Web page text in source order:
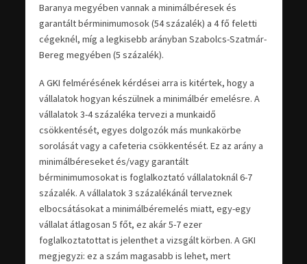
Baranya megyében vannak a minimálbéresek és
garantált bérminimumosok (54 százalék) a 4 fő feletti
cégeknél, míg a legkisebb arányban Szabolcs-Szatmár-
Bereg megyében (5 százalék).
A GKI felmérésének kérdései arra is kitértek, hogy a
vállalatok hogyan készülnek a minimálbér emelésre. A
vállalatok 3-4 százaléka tervezi a munkaidő
csökkentését, egyes dolgozók más munkakörbe
sorolását vagy a cafeteria csökkentését. Ez az arány a
minimálbéreseket és/vagy garantált
bérminimumosokat is foglalkoztató vállalatoknál 6-7
százalék. A vállalatok 3 százalékánál terveznek
elbocsátásokat a minimálbéremelés miatt, egy-egy
vállalat átlagosan 5 főt, ez akár 5-7 ezer
foglalkoztatottat is jelenthet a vizsgált körben. A GKI
megjegyzi: ez a szám magasabb is lehet, mert